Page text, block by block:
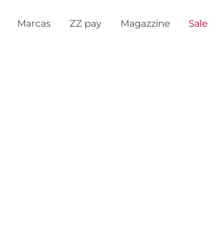
Marcas ZZ pay Magazzine Sale